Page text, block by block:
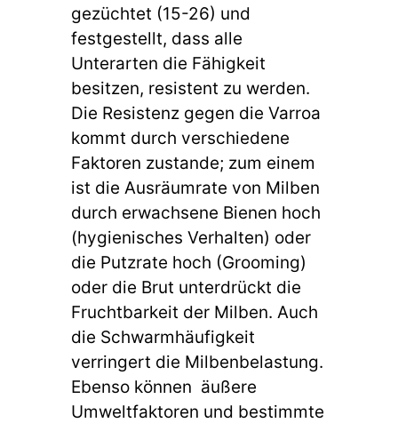
gezüchtet (15-26) und
festgestellt, dass alle
Unterarten die Fähigkeit
besitzen, resistent zu werden.
Die Resistenz gegen die Varroa
kommt durch verschiedene
Faktoren zustande; zum einem
ist die Ausräumrate von Milben
durch erwachsene Bienen hoch
(hygienisches Verhalten) oder
die Putzrate hoch (Grooming)
oder die Brut unterdrückt die
Fruchtbarkeit der Milben. Auch
die Schwarmhäufigkeit
verringert die Milbenbelastung.
Ebenso können äußere
Umweltfaktoren und bestimmte